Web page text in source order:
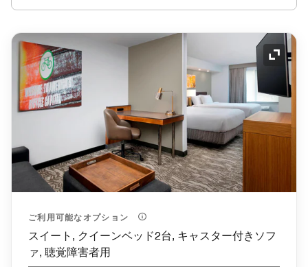
アイ
ご利用可能なオプション
スイート, クイーンベッド2台, キャスター付きソフ
ァ, 聴覚障害者用